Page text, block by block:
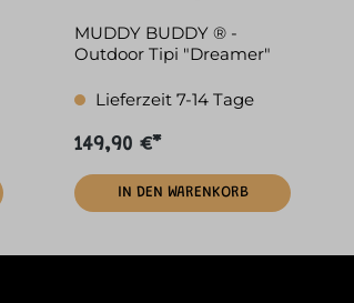
MUDDY BUDDY ® -
Outdoor Tipi "Dreamer"
Lieferzeit 7-14 Tage
149,90 €*
IN DEN WARENKORB